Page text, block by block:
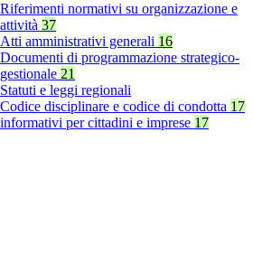
Riferimenti normativi su organizzazione e
attività 37
Atti amministrativi generali 16
Documenti di programmazione strategico-
gestionale 21
Statuti e leggi regionali
Codice disciplinare e codice di condotta 17
per cittadini e imprese 17